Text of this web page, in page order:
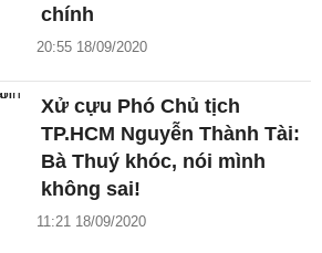
chính
20:55 18/09/2020
Xử cựu Phó Chủ tịch
TP.HCM Nguyễn Thành Tài:
Bà Thuý khóc, nói mình
không sai!
11:21 18/09/2020